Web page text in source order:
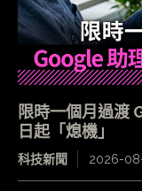
限時一個月過渡
日起「熄機」
科技新聞 2026-